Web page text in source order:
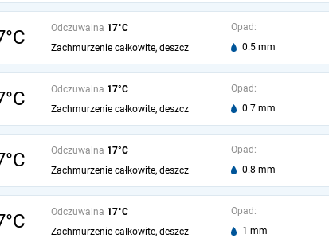
Odczuwalna 17°C
Zachmurzenie całkowite, deszcz
Opad:
0.5 mm
Odczuwalna 17°C
Zachmurzenie całkowite, deszcz
Opad:
0.7 mm
Odczuwalna 17°C
Zachmurzenie całkowite, deszcz
Opad:
0.8 mm
Odczuwalna 17°C
Zachmurzenie całkowite, deszcz
Opad:
1 mm